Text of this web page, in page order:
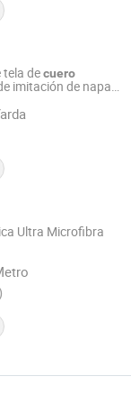
decuero
imitación de napa
ecológica con
vehículos
Ultra Microfibra